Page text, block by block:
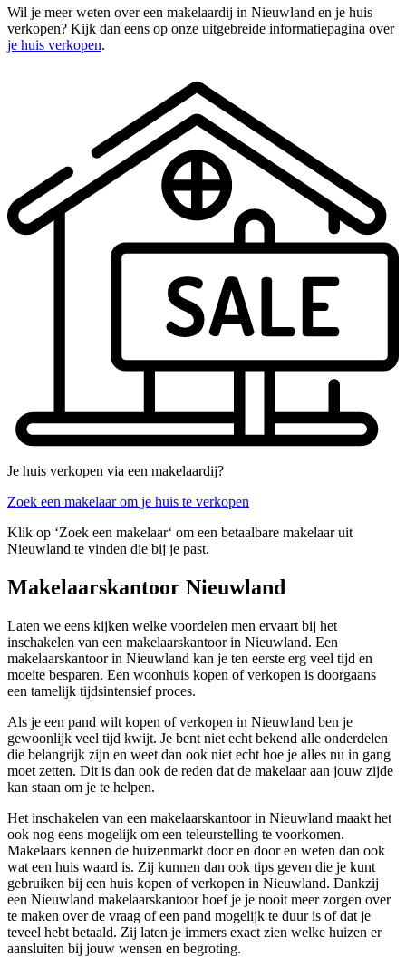
Wil je meer weten over een makelaardij in Nieuwland en je huis
verkopen? Kijk dan eens op onze uitgebreide informatiepagina over
je huis verkopen.
Je huis verkopen via een makelaardij?
Zoek een makelaar om je huis te verkopen
Klik op ‘Zoek een makelaar‘ om een betaalbare makelaar uit
Nieuwland te vinden die bij je past.
Makelaarskantoor Nieuwland
Laten we eens kijken welke voordelen men ervaart bij het
inschakelen van een makelaarskantoor in Nieuwland. Een
makelaarskantoor in Nieuwland kan je ten eerste erg veel tijd en
moeite besparen. Een woonhuis kopen of verkopen is doorgaans
een tamelijk tijdsintensief proces.
Als je een pand wilt kopen of verkopen in Nieuwland ben je
gewoonlijk veel tijd kwijt. Je bent niet echt bekend alle onderdelen
die belangrijk zijn en weet dan ook niet echt hoe je alles nu in gang
moet zetten. Dit is dan ook de reden dat de makelaar aan jouw zijde
kan staan om je te helpen.
Het inschakelen van een makelaarskantoor in Nieuwland maakt het
ook nog eens mogelijk om een teleurstelling te voorkomen.
Makelaars kennen de huizenmarkt door en door en weten dan ook
wat een huis waard is. Zij kunnen dan ook tips geven die je kunt
gebruiken bij een huis kopen of verkopen in Nieuwland. Dankzij
een Nieuwland makelaarskantoor hoef je je nooit meer zorgen over
te maken over de vraag of een pand mogelijk te duur is of dat je
teveel hebt betaald. Zij laten je immers exact zien welke huizen er
aansluiten bij jouw wensen en begroting.